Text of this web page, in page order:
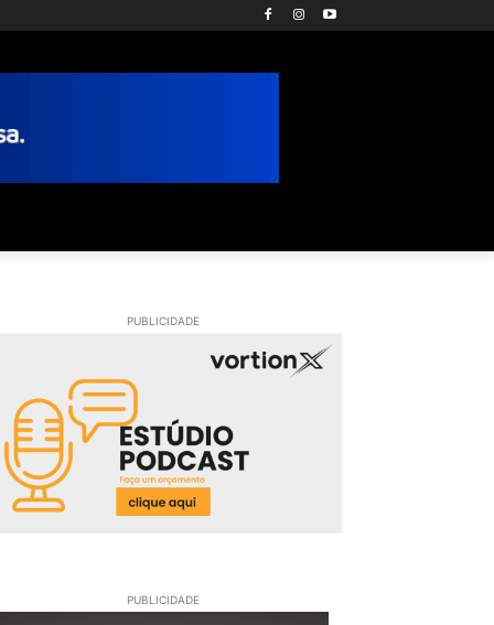
PUBLICIDADE
PUBLICIDADE